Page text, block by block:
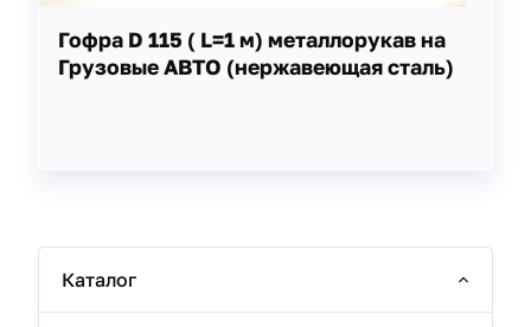
Гофра D 115 ( L=1 м) металлорукав на
Грузовые АВТО (нержавеющая сталь)
Каталог